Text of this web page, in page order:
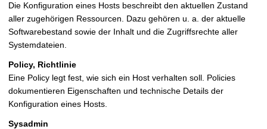
Die Konfiguration eines Hosts beschreibt den aktuellen Zustand
aller zugehörigen Ressourcen. Dazu gehören u. a. der aktuelle
Softwarebestand sowie der Inhalt und die Zugriffsrechte aller
Systemdateien.
Policy, Richtlinie
Eine Policy legt fest, wie sich ein Host verhalten soll. Policies
dokumentieren Eigenschaften und technische Details der
Konfiguration eines Hosts.
Sysadmin